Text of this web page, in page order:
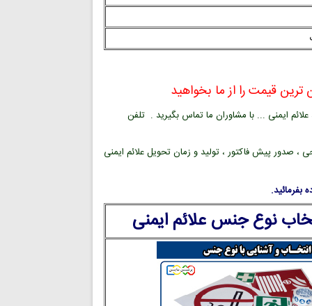
قیمت را از ما بخواهید
ایمنی ... با مشاوران ما تماس بگیرید . تلفن
، صدور پیش فاکتور ، تولید و زمان تحویل علائم ایمنی
نوع جنس علائم ایمنی